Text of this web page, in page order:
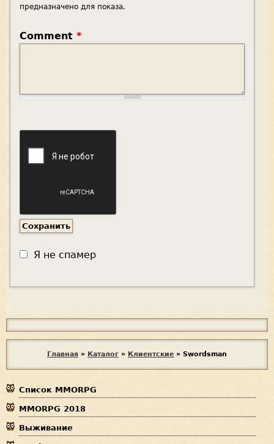
предназначено для показа.
Comment *
Я не спамер
с
п
м
е
ы
з
д
е
Главная » Каталог » Клиентские » Swordsman
Список MMORPG
MMORPG 2018
Выживание